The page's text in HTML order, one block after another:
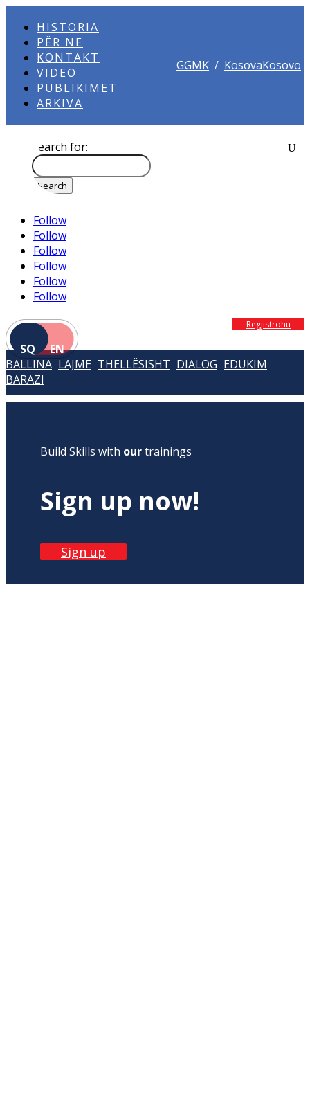
HISTORIA
PËR NE
KONTAKT
VIDEO
PUBLIKIMET
ARKIVA
GGMK / KosovaKosovo
Search for:
Follow
Follow
Follow
Follow
Follow
Follow
SQ EN
Regjistrohu
BALLINA LAJME THELLËSISHT DIALOG EDUKIM
BARAZI
Build Skills with ourtrainings
Sign up now!
Sign up